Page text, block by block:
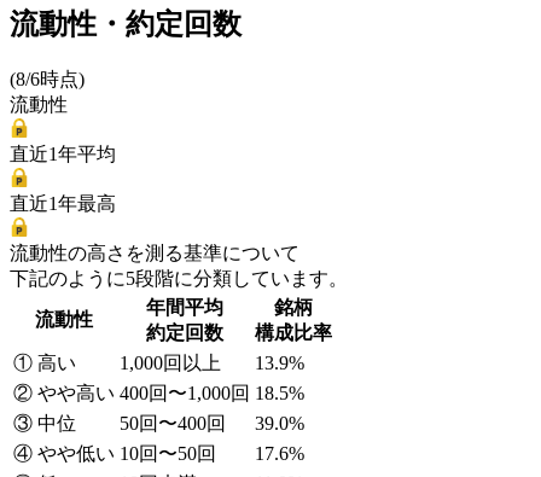
流動性・約定回数
(8/6時点)
流動性
直近1年平均
直近1年最高
流動性の高さを測る基準について
下記のように5段階に分類しています。
流動性
年間平均
約定回数
銘柄
構成比率
① 高い
1,000回以上
13.9%
② やや高い 400回〜1,000回 18.5%
③ 中位
50回〜400回
39.0%
④ やや低い 10回〜50回
17.6%